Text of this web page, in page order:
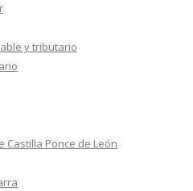
y tributario
Castilla Ponce de León